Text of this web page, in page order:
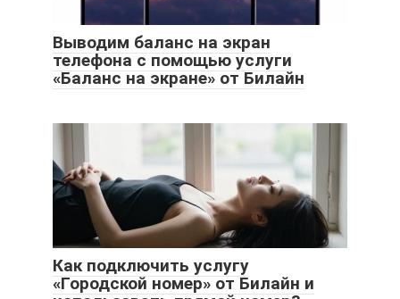
Выводим баланс на экран
телефона с помощью услуги
«Баланс на экране» от Билайн
Как подключить услугу
«Городской номер» от Билайн и